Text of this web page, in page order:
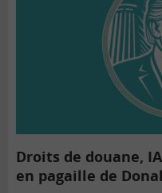
Droits de douane,
en pagaille de